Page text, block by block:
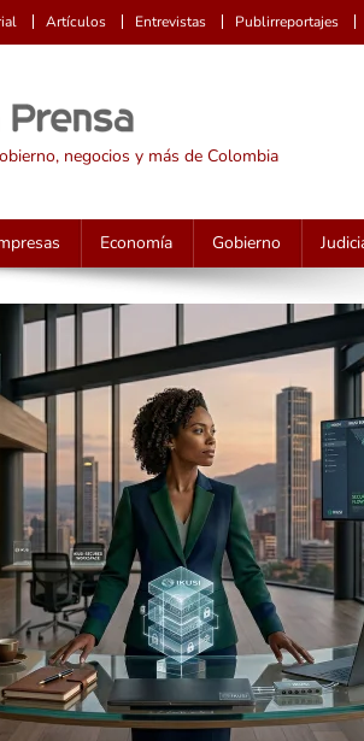
Artículos Entrevistas Publirreportajes
negocios y más de Colombia
Economía Gobierno